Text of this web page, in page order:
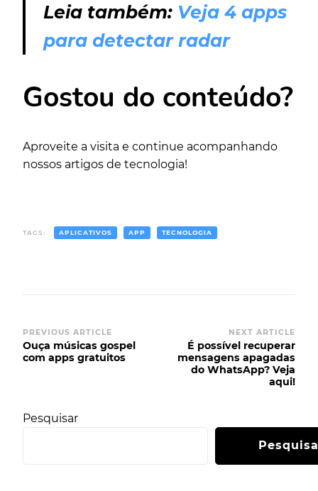
Leia também: Veja 4 apps
para detectar radar
Gostou do conteúdo?
Aproveite a visita e continue acompanhando
nossos artigos de tecnologia!
TAGS: APLICATIVOS APP TECNOLOGIA
PREVIOUS ARTICLE
Ouça músicas gospel
com apps gratuitos
NEXT ARTICLE
É possível recuperar
mensagens apagadas
do WhatsApp? Veja
aqui!
Pesquisar